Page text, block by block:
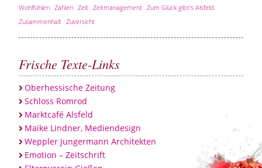
Wohlfühlen Zahlen Zeit Zeitmanagement Zum Glück gibt's Alsfeld
Zusammenhalt Zuversicht
Frische Texte-Links
Oberhessische Zeitung
Schloss Romrod
Marktcafé Alsfeld
Maike Lindner, Mediendesign
Weppler Jungermann Architekten
Emotion – Zeitschrift